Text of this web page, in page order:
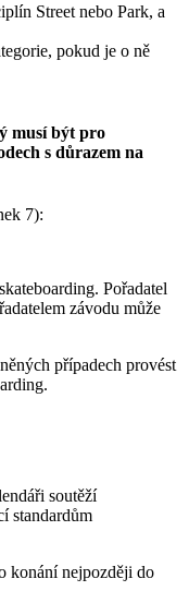
Street nebo Park, a
pokud je o ně
musí být pro
s důrazem na
7):
Pořadatel
závodu může
případech provést
soutěží
standardům
konání nejpozději do